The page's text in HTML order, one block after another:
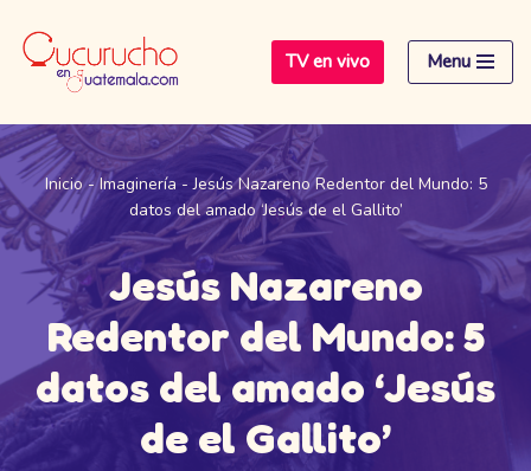
Saltar
contenido
TV en vivo Menu
Inicio-Imaginería -Jesús Nazareno Redentor del Mundo: 5
datos del amado ‘Jesús de el Gallito’
Jesús Nazareno
Redentor del Mundo: 5
datos del amado ‘Jesús
de el Gallito’